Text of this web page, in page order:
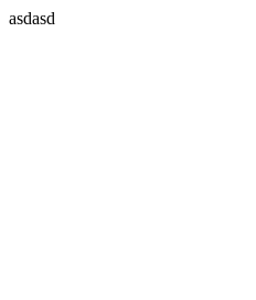
asdasd